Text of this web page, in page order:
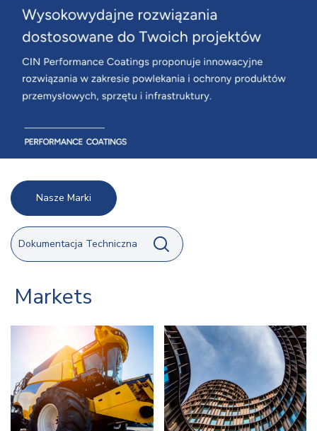
Nasze Marki
Dokumentacja Techniczna
Markets